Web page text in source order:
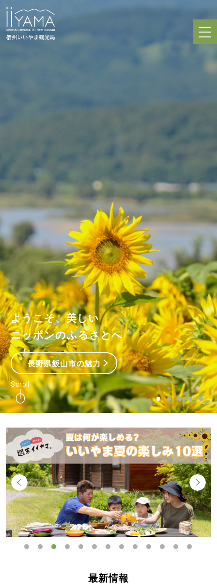
ようこそ、美しい
ニッポンのふるさとへ
長野県飯山市の魅力
Scroll
最新情報